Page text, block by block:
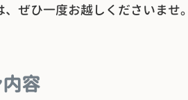
ぜひ一度お越しくださいませ。
容